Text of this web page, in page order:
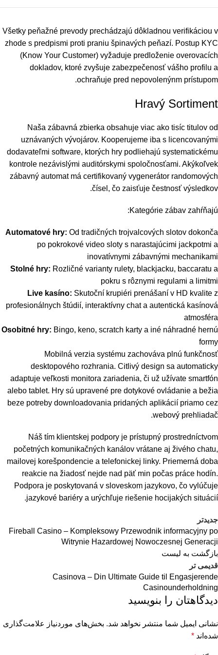
Všetky peňažné prevody prechádzajú dôkladnou verifikáciou v
zhode s predpismi proti praniu špinavých peňazí. Postup KYC
(Know Your Customer) vyžaduje predloženie overovacích
dokladov, ktoré zvyšuje zabezpečenosť vášho profilu a
ochraňuje pred nepovolenýnm prístupom.
Hravý Sortiment
Naša zábavná zbierka obsahuje viac ako tisíc titulov od
uznávaných vývojárov. Kooperujeme iba s licencovanými
dodavateľmi software, ktorých hry podliehajú systematickému
kontrole nezávislými auditórskymi spoločnosťami. Akýkoľvek
zábavný automat má certifikovaný vygenerátor randomových
čísel, čo zaisťuje čestnosť výsledkov.
Kategórie zábav zahŕňajú:
Automatové hry: Od tradičných trojvalcových slotov dokonča
po pokrokové video sloty s narastajúcimi jackpotmi a
inovatívnymi zábavnými mechanikami
Stolné hry: Rozličné varianty rulety, blackjacku, baccaratu a
pokru s rôznymi regulami a limitmi
Live kasíno: Skutoční krupiéri prenášaní v HD kvalite z
profesionálnych štúdií, interaktívny chat a autentická kasínová
atmosféra
Osobitné hry: Bingo, keno, scratch karty a iné náhradné hernú
formy
Mobilná verzia systému zachováva plnú funkčnosť
desktopového rozhrania. Citlivý design sa automaticky
adaptuje veľkosti monitora zariadenia, či už užívate smartfón
alebo tablet. Hry sú upravené pre dotykové ovládanie a bežia
beze potreby downloadovania pridaných aplikácií priamo cez
webový prehliadač.
Náš tím klientskej podpory je prístupný prostredníctvom
početných komunikačných kanálov vrátane aj živého chatu,
mailovej korešpondencie a telefonickej linky. Priemerná doba
reakcie na žiadosť nejde nad päť min počas práce hodín.
Podpora je poskytovaná v sloveskom jazykovo, čo vylúčuje
jazykové bariéry a urýchľuje riešenie hocijakých situácií.
جدیدتر
Fireball Casino – Kompleksowy Przewodnik informacyjny po
Witrynie Hazardowej Nowoczesnej Generacji
بازگشت به لیست
قدیمی تر
Casinova – Din Ultimate Guide til Engasjerende
Casinounderholdning
دیدگاهتان را بنویسید
نشانی ایمیل شما منتشر نخواهد شد. بخش‌های موردنیاز علامت‌گذاری
شده‌اند *